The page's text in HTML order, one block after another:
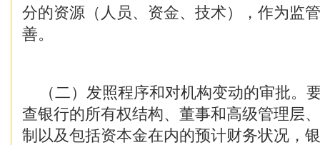
分的资源（人员、资金、技术），作为监
善。
（二）发照程序和对机构变动的审批。
查银行的所有权结构、董事和高级管理层
制以及包括资本金在内的预计财务状况，